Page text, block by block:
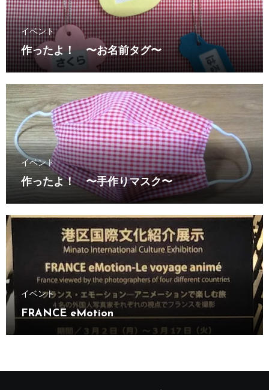
イベント
作ったよ！ 〜お名前タグ〜
イベント
作ったよ！ 〜手作りマスク〜
イベント
FRANCE eMotion